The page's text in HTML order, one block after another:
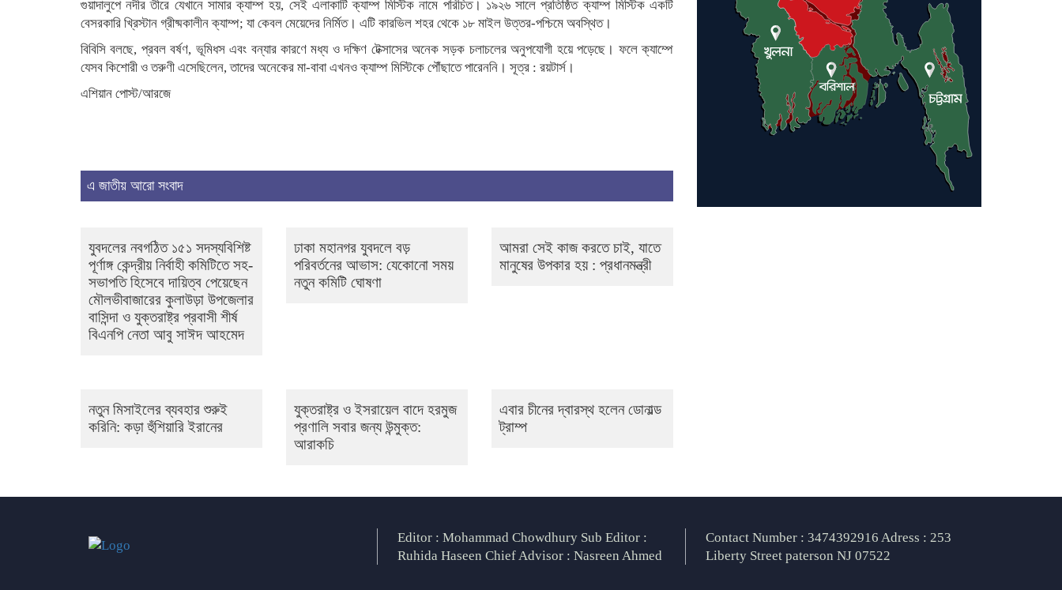
গুয়াদালুপে নদীর তীরে যেখানে সামার ক্যাম্প হয়, সেই এলাকাটি ক্যাম্প মিস্টিক নামে পরিচিত। ১৯২৬ সালে প্রতিষ্ঠিত ক্যাম্প মিস্টিক একটি
বেসরকারি খ্রিস্টান গ্রীষ্মকালীন ক্যাম্প; যা কেবল মেয়েদের নির্মিত। এটি কারভিল শহর থেকে ১৮ মাইল উত্তর-পশ্চিমে অবস্থিত।
বিবিসি বলছে, প্রবল বর্ষণ, ভূমিধস এবং বন্যার কারণে মধ্য ও দক্ষিণ টেক্সাসের অনেক সড়ক চলাচলের অনুপযোগী হয়ে পড়েছে। ফলে ক্যাম্পে
যেসব কিশোরী ও তরুণী এসেছিলেন, তাদের অনেকের মা-বাবা এখনও ক্যাম্প মিস্টিকে পৌঁছাতে পারেননি। সূত্র : রয়টার্স।
এশিয়ান পোস্ট/আরজে
এ জাতীয় আরো সংবাদ
যুবদলের নবগঠিত ১৫১ সদস্যবিশিষ্ট
পূর্ণাঙ্গ কেন্দ্রীয় নির্বাহী কমিটিতে সহ-
সভাপতি হিসেবে দায়িত্ব পেয়েছেন
মৌলভীবাজারের কুলাউড়া উপজেলার
বাসিন্দা ও যুক্তরাষ্ট্র প্রবাসী শীর্ষ
বিএনপি নেতা আবু সাঈদ আহমেদ
ঢাকা মহানগর যুবদলে বড়
পরিবর্তনের আভাস: যেকোনো সময়
নতুন কমিটি ঘোষণা
আমরা সেই কাজ করতে চাই, যাতে
মানুষের উপকার হয় : প্রধানমন্ত্রী
নতুন মিসাইলের ব্যবহার শুরুই
করিনি: কড়া হুঁশিয়ারি ইরানের
যুক্তরাষ্ট্র ও ইসরায়েল বাদে হরমুজ
প্রণালি সবার জন্য উন্মুক্ত:
আরাকচি
এবার চীনের দ্বারস্থ হলেন ডোনাল্ড
ট্রাম্প
হরমুজ প্রণালী সুরক্ষায় মিত্ররা সাহায্য
না করলে ন্যাটোর ভবিষ্যৎ খারাপ হবে:
ট্রাম্প
Editor : Mohammad Chowdhury Sub Editor :
Ruhida Haseen Chief Advisor : Nasreen Ahmed
Contact Number : 3474392916 Adress : 253
Liberty Street paterson NJ 07522